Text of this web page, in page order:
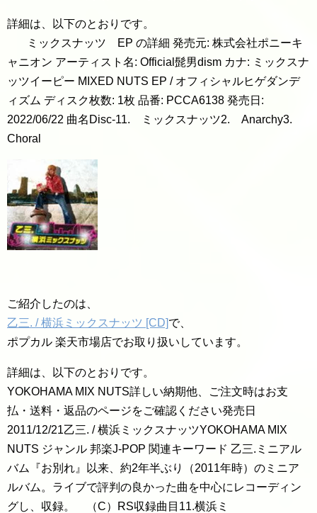
詳細は、以下のとおりです。
ミックスナッツ EP の詳細 発売元: 株式会社ポニーキ
ャニオン アーティスト名: Official髭男dism カナ: ミックスナ
ッツイーピー MIXED NUTS EP / オフィシャルヒゲダンデ
ィズム ディスク枚数: 1枚 品番: PCCA6138 発売日:
2022/06/22 曲名Disc-11. ミックスナッツ2. Anarchy3.
Choral
ご紹介したのは、
乙三. / 横浜ミックスナッツ [CD]で、
ポプカル 楽天市場店でお取り扱いしています。
詳細は、以下のとおりです。
YOKOHAMA MIX NUTS詳しい納期他、ご注文時はお支
払・送料・返品のページをご確認ください発売日
2011/12/21乙三. / 横浜ミックスナッツYOKOHAMA MIX
NUTS ジャンル 邦楽J-POP 関連キーワード 乙三.ミニアル
バム『お別れ』以来、約2年半ぶり（2011年時）のミニア
ルバム。ライブで評判の良かった曲を中心にレコーディン
グし、収録。 （C）RS収録曲目11.横浜ミ